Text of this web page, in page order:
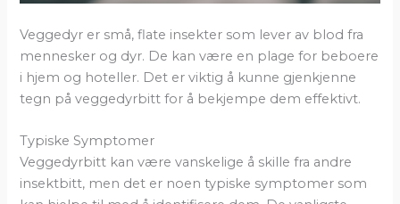
Veggedyr er små, flate insekter som lever av blod fra
mennesker og dyr. De kan være en plage for beboere
i hjem og hoteller. Det er viktig å kunne gjenkjenne
tegn på veggedyrbitt for å bekjempe dem effektivt.
Typiske Symptomer
Veggedyrbitt kan være vanskelige å skille fra andre
insektbitt, men det er noen typiske symptomer som